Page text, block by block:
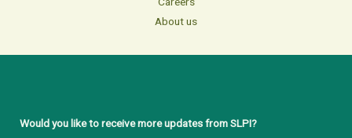
About us
Would you like to receive more updates from SLPI?